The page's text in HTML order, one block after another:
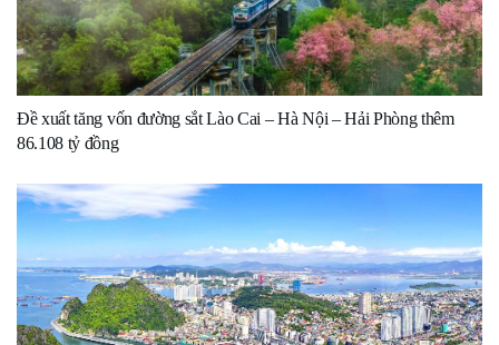
Đề xuất tăng vốn đường sắt Lào Cai – Hà Nội – Hải Phòng thêm
86.108 tỷ đồng